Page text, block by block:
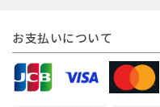
お支払いについて